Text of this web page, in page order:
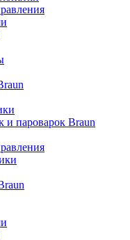
и пароварок Braun